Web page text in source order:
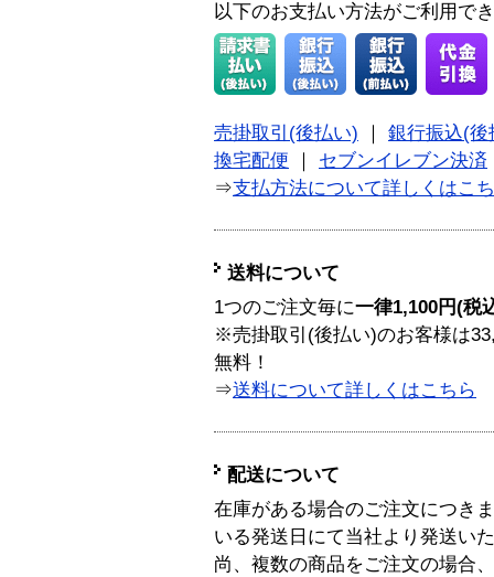
以下のお支払い方法がご利用で
売掛取引(後払い)
銀行振込(後
換宅配便
セブンイレブン決済
⇒支払方法について詳しくはこ
送料について
1つのご注文毎に一律1,100円(税
※売掛取引(後払い)のお客様は
無料！
⇒送料について詳しくはこちら
配送について
在庫がある場合のご注文につき
いる発送日にて当社より発送い
尚、複数の商品をご注文の場合